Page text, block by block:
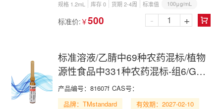
规格 1.2mL 库存 0 货期 2-4周 标准值 100μg/mL
标准价: ￥500 
- +
标准溶液/乙腈中69种农药混标/植物
源性食品中331种农药混标-组6/GB
23200.121-2021/69 Pesticide Mix in
Acetonitrile
产品编号： 81607f CAS号：
品牌：TMstandard
有效期：2027-02-10